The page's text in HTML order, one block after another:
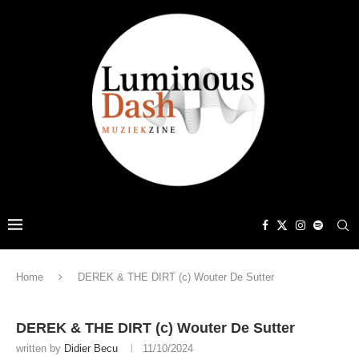
Home DEREK & THE DIRT (c) Wouter De Sutter
DEREK & THE DIRT (c) Wouter De Sutter
written by Didier Becu 11/10/2024